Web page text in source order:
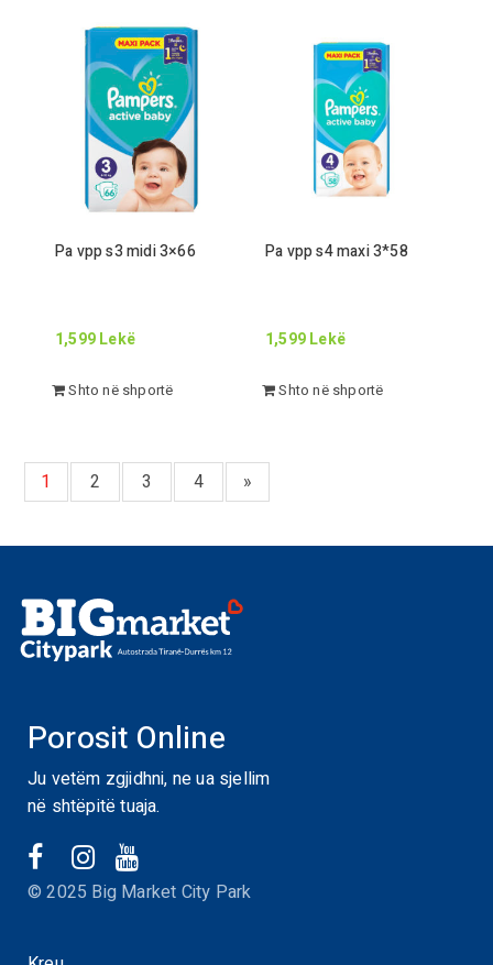
Pa vpp s3midi3×66
1,599Lekë
Shto në shportë
Pa vpp s4maxi3*58
1,599Lekë
Shto në shportë
1 2 3 4 »
Porosit Online
Ju vetëm zgjidhni, ne ua sjellim
në shtëpitë tuaja.
© 2025 Big Market City Park